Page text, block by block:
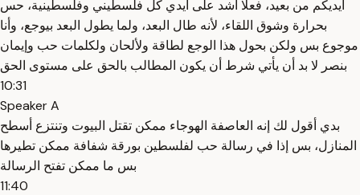
أيديكم من بعيد، فعلا أشد على أيدي كل فلسطيني وفلسطينية، حس
بحرارة وشوق اللقاء، لأنه طال البعد، ولما يطول البعد بيوجع، وأنا
موجوع بس ولكن بحول هذا الوجع لطاقة ولألحان ولكلمات حب وإيمان
بنصر لا بد أن يأتي شرط أن يكون المطالب بالحق على مستوى الحق
10:31
Speaker A
بدي أقول لك إنه العاصفة الهوجاء ممكن تقتل البيوت وتنتزع أسطح
المنازل، بس إذا في رسالة حب لفلسطين بورقة شفافة ممكن تطيرها
بس ما ممكن تفتح الرسالة
11:40